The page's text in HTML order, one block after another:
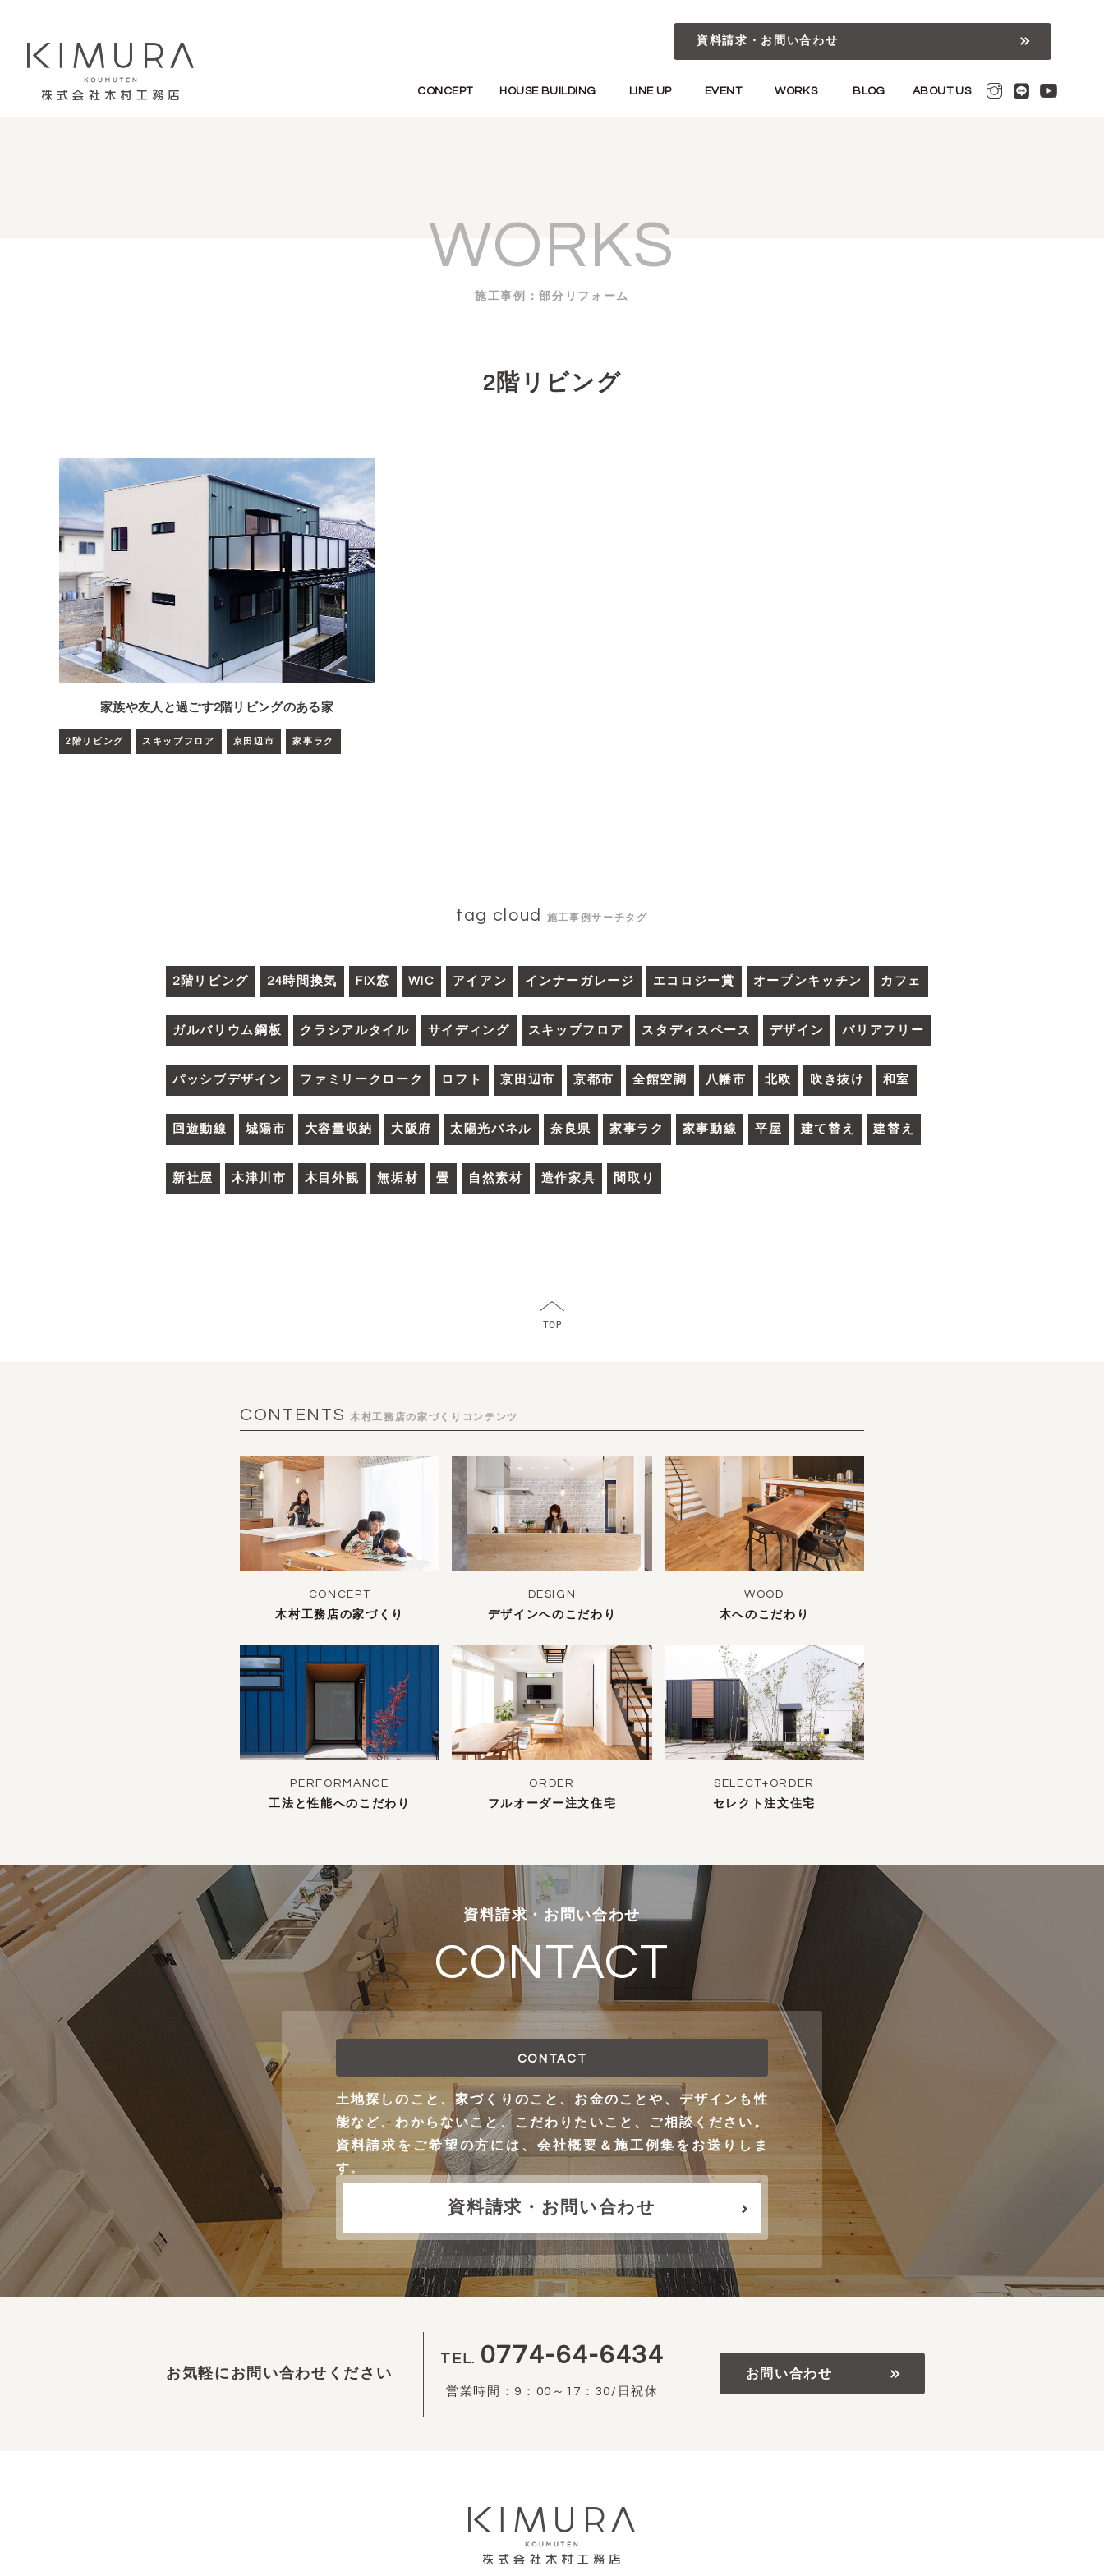
資料請求・お問い合わせ
CONCEPT HOUSE BUILDING LINE UP EVENT WORKS BLOG ABOUT US
WORKS
施工事例：部分リフォーム
2階リビング
家族や友人と過ごす2階リビングのある家
2階リビング スキップフロア 京田辺市 家事ラク
tag cloud 施工事例サーチタグ
2階リビング 24時間換気 FIX窓 WIC アイアン インナーガレージ エコロジー賞 オープンキッチン カフェ
ガルバリウム鋼板 クラシアルタイル サイディング スキップフロア スタディスペース デザイン バリアフリー
パッシブデザイン ファミリークローク ロフト 京田辺市 京都市 全館空調 八幡市 北欧 吹き抜け 和室
回遊動線 城陽市 大容量収納 大阪府 太陽光パネル 奈良県 家事ラク 家事動線 平屋 建て替え 建替え
新社屋 木津川市 木目外観 無垢材 畳 自然素材 造作家具 間取り
CONTENTS 木村工務店の家づくりコンテンツ
CONCEPT
木村工務店の家づくり
DESIGN
デザインへのこだわり
WOOD
木へのこだわり
PERFORMANCE
工法と性能へのこだわり
ORDER
フルオーダー注文住宅
SELECT+ORDER
セレクト注文住宅
資料請求・お問い合わせ
CONTACT
CONTACT
土地探しのこと、家づくりのこと、お金のことや、デザインも性
能など、わからないこと、こだわりたいこと、ご相談ください。
資料請求をご希望の方には、会社概要＆施工例集をお送りしま
す。
資料請求・お問い合わせ
お気軽にお問い合わせください
TEL. 0774-64-6434
営業時間：9：00～17：30/日祝休
お問い合わせ